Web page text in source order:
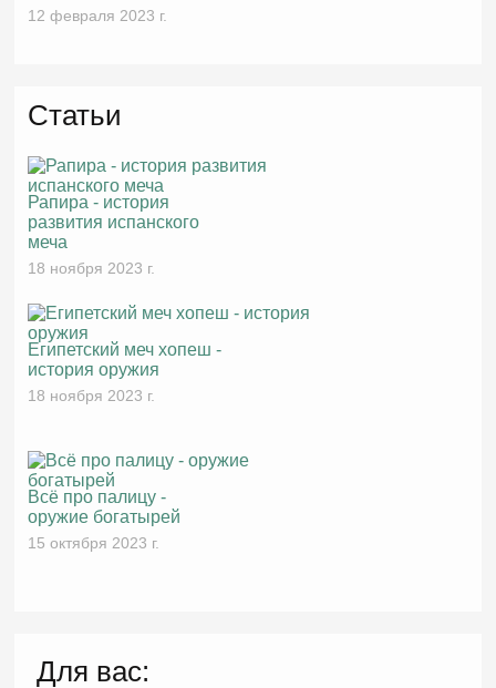
12 февраля 2023 г.
Статьи
Рапира - история
развития испанского
меча
18 ноября 2023 г.
Египетский меч хопеш -
история оружия
18 ноября 2023 г.
Всё про палицу -
оружие богатырей
15 октября 2023 г.
Для вас: